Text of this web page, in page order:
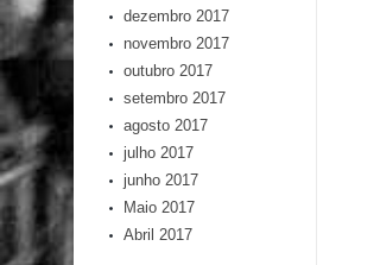
dezembro 2017
novembro 2017
outubro 2017
setembro 2017
agosto 2017
julho 2017
junho 2017
Maio 2017
Abril 2017